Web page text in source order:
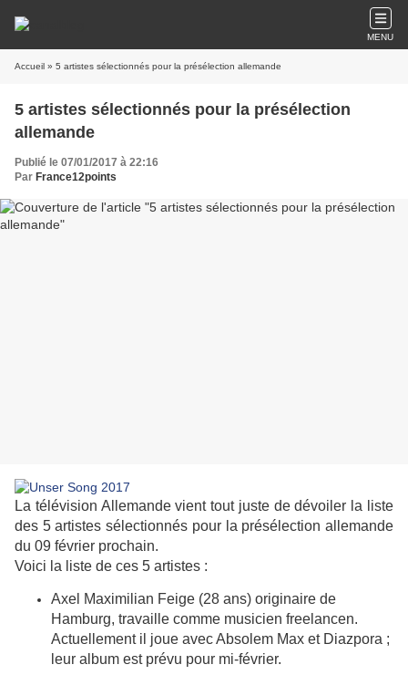
MENU
Accueil » 5 artistes sélectionnés pour la présélection allemande
5 artistes sélectionnés pour la présélection
allemande
Publié le 07/01/2017 à 22:16
Par France12points
La télévision Allemande vient tout juste de dévoiler la liste
des 5 artistes sélectionnés pour la présélection allemande
du 09 février prochain.
Voici la liste de ces 5 artistes :
Axel Maximilian Feige (28 ans) originaire de
Hamburg, travaille comme musicien freelancen.
Actuellement il joue avec Absolem Max et Diazpora ;
leur album est prévu pour mi-février.